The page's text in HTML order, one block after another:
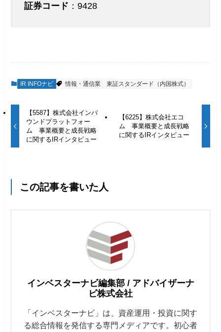
証券コード ：9428
IR INFOナビ 情報・通信業 東証スタンダード（内国株式）
【5587】株式会社インバ
ウンドプラットフォー
ム 事業概要と成長戦略
に関するIRインタビュー
【6225】株式会社エコ
ム 事業概要と成長戦略
に関するIRインタビュー
この記事を書いた人
インベスターナビ編集部 / アドバイザーナ
ビ株式会社
「インベスターナビ」は、資産運用・投資に関す
る総合情報を発信する専門メディアです。初心者